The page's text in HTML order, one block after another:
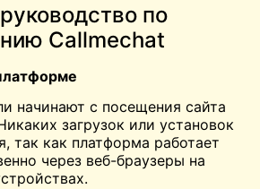
по
Callmechat
начинают с посещения сайта
загрузок или установок
так как платформа работает
через веб-браузеры на